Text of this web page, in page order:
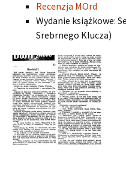
Recenzja MOrd
Wydanie książkowe:
Srebrnego Klucza)